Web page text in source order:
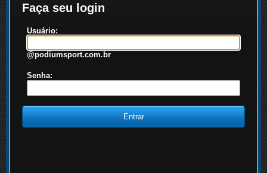
Faça seu login
Usuário:
@podiumsport.com.br
Senha: